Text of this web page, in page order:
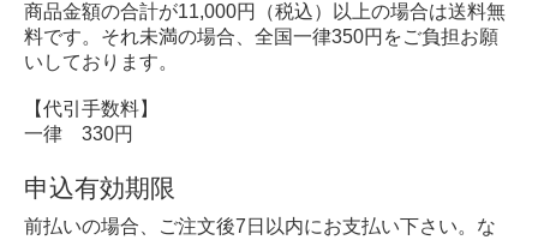
商品金額の合計が11,000円（税込）以上の場合は送料無
料です。それ未満の場合、全国一律350円をご負担お願
いしております。
【代引手数料】
一律 330円
申込有効期限
前払いの場合、ご注文後7日以内にお支払い下さい。な